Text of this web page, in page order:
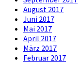
August 2017
Juni 2017
Mai 2017
April 2017
März 2017
Februar 2017